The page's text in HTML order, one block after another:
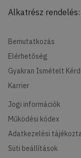
Alkatrész rendelés:
Bemutatkozás
Elérhetőség
Gyakran Ismételt
Karrier
Jogi információk
Működési kódex
Adatkezelési
Süti beállítások